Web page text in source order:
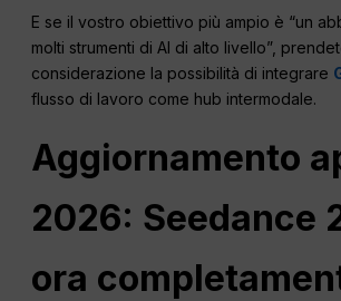
E se il vostro obiettivo più ampio è “un
molti strumenti di AI di alto livello”,
considerazione la possibilità di integrare
flusso di lavoro come hub intermodale.
Aggiornamento
2026: Seedance
ora